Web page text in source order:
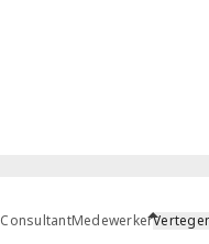
ConsultantMedewerker